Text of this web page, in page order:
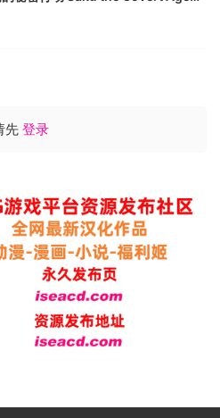
先 登录